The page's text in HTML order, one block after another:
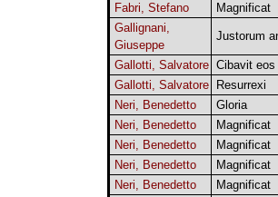
Fabri, Stefano
Magnificat
Gallignani,
Giuseppe
Justorum
Gallotti, Salvatore Cibavit eos
Gallotti, Salvatore
Resurrexi
Neri, Benedetto
Gloria
Neri, Benedetto
Magnificat
Neri, Benedetto
Magnificat
Neri, Benedetto
Magnificat
Neri, Benedetto
Magnificat